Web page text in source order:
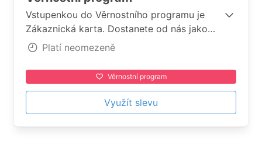
Vstupenkou do Věrnostního programu je
Zákaznická karta. Dostanete od nás jako
vstupní vklad 300 bodů. Každé 2 týdny
Platí neomezeně
Věrnostní program
Využít slevu